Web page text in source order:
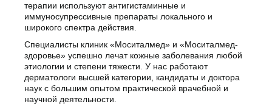
терапии используют антигистаминные и
иммуносупрессивные препараты локального и
широкого спектра действия.
Специалисты клиник «Моситалмед» и «Моситалмед-
здоровье» успешно лечат кожные заболевания любой
этиологии и степени тяжести. У нас работают
дерматологи высшей категории, кандидаты и доктора
наук с большим опытом практической врачебной и
научной деятельности.